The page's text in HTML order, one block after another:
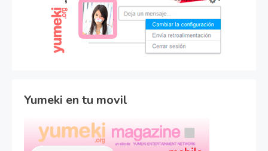
Yumeki en tu movil